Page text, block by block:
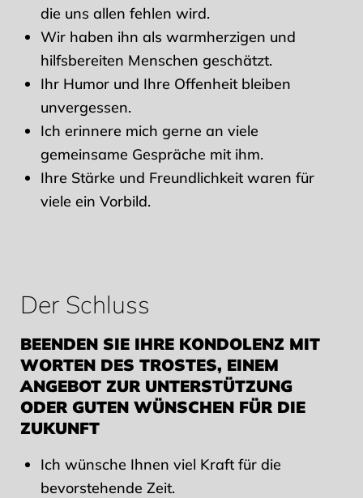
die uns allen fehlen wird.
Wir haben ihn als warmherzigen und
hilfsbereiten Menschen geschätzt.
Ihr Humor und Ihre Offenheit bleiben
unvergessen.
Ich erinnere mich gerne an viele
gemeinsame Gespräche mit ihm.
Ihre Stärke und Freundlichkeit waren für
viele ein Vorbild.
Der Schluss
BEENDEN SIE IHRE KONDOLENZ MIT
WORTEN DES TROSTES, EINEM
ANGEBOT ZUR UNTERSTÜTZUNG
ODER GUTEN WÜNSCHEN FÜR DIE
ZUKUNFT
Ich wünsche Ihnen viel Kraft für die
bevorstehende Zeit.